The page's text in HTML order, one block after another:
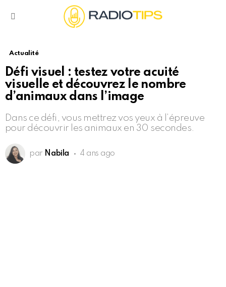
Actualité
Défi visuel : testez votre acuité
visuelle et découvrez le nombre
d’animaux dans l’image
Dans ce défi, vous mettrez vos yeux à l’épreuve
pour découvrir les animaux en 30 secondes.
par Nabila 4 ans ago